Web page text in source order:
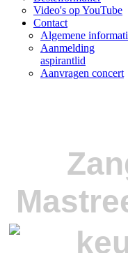
Video's op YouTube
Contact
Algemene
Aanmelding
aspirantlid
Aanvragen concert